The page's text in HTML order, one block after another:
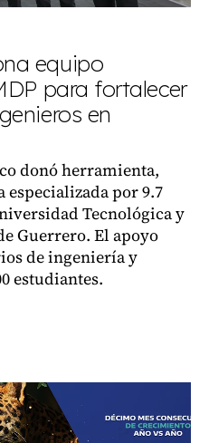
equipo
para fortalecer
en
donó herramienta,
por 9.7
Tecnológica y
Guerrero. El apoyo
de ingeniería y
estudiantes.